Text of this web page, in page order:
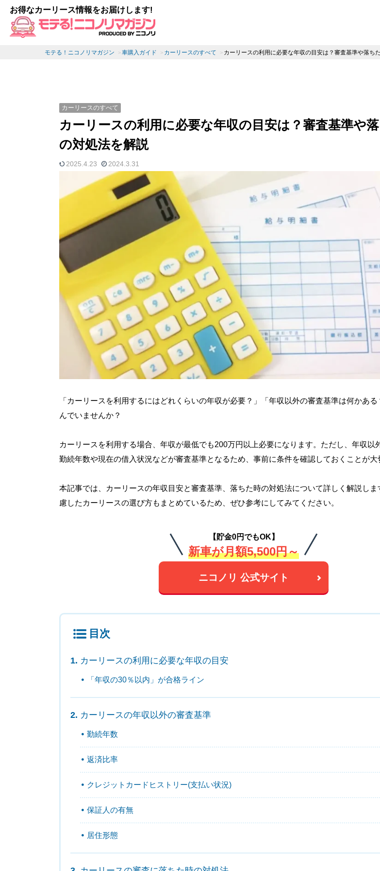
お得なカーリース情報をお届けします!
モテる！ニコノリマガジン 車購入ガイド カーリースのすべて カーリースの利用に必要な年収の目安は？審査基準や落ち
カーリースのすべて
カーリースの利用に必要な年収の目安は？審査基準や
の対処法を解説
2025.4.23 2024.3.31
「カーリースを利用するにはどれくらいの年収が必要？」「年収以外の審査基準は何かある
んでいませんか？
カーリースを利用する場合、年収が最低でも200万円以上必要になります。ただし、年収以
勤続年数や現在の借入状況などが審査基準となるため、事前に条件を確認しておくことが大
本記事では、カーリースの年収目安と審査基準、落ちた時の対処法について詳しく解説しま
慮したカーリースの選び方もまとめているため、ぜひ参考にしてみてください。
【貯金0円でもOK】
新車が月額5,500円～
ニコノリ 公式サイト
目次
カーリースの利用に必要な年収の目安
「年収の30％以内」が合格ライン
カーリースの年収以外の審査基準
勤続年数
返済比率
クレジットカードヒストリー(支払い状況)
保証人の有無
居住形態